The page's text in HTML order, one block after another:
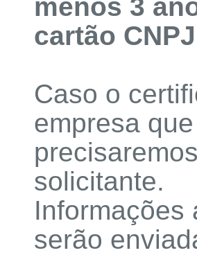
menos 3
cartão
Caso o
empresa
solicitante.
Informações
serão